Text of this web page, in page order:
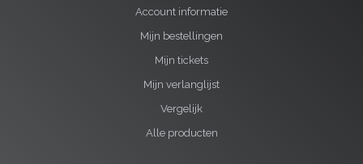
Account informatie
Mijn bestellingen
Mijn tickets
Mijn verlanglijst
Vergelijk
Alle producten